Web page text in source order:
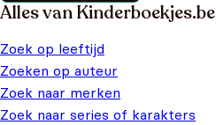
Alles van Kinderboekjes.be
Zoek op leeftijd
Zoeken op auteur
Zoek naar merken
Zoek naar series of karakters